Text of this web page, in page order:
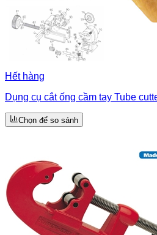
Hết hàng
Dụng cụ cắt ống cầm tay Tube
Chọn để so sánh